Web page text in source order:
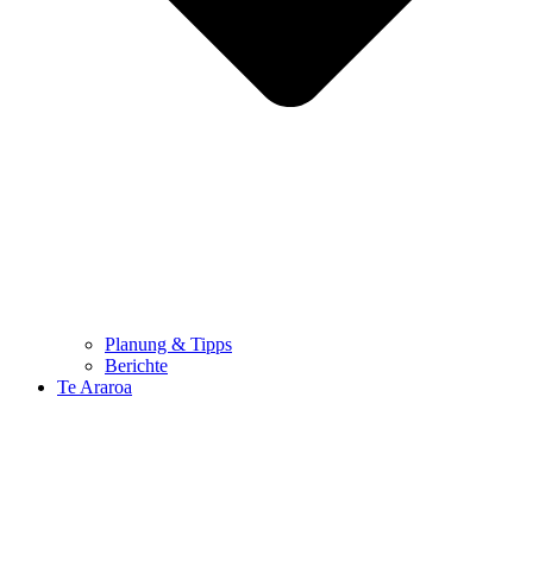
Planung & Tipps
Berichte
Te Araroa